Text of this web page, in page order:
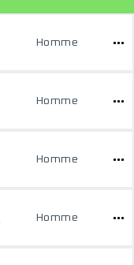
Homme
Homme
Homme
Homme